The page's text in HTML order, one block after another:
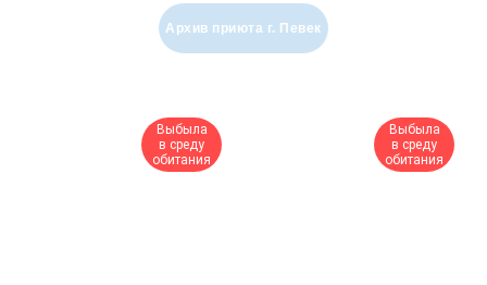
Архив приюта г. Певек
Выбыла
в среду
обитания
Выбыла
в среду
обитания